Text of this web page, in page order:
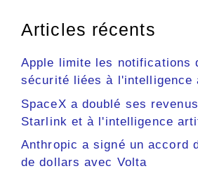
Articles récents
Apple limite les notifications
sécurité liées à l'intelligence
SpaceX a doublé ses
Starlink et à l'intelligence
Anthropic a signé un accord
de dollars avec Volta